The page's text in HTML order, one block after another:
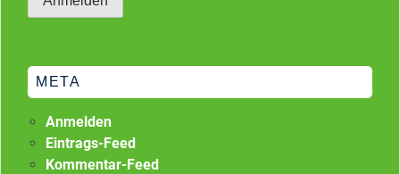
META
Anmelden
Eintrags-Feed
Kommentar-Feed